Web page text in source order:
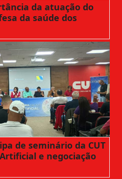
da atuação do
da saúde dos
de seminário da CUT
e negociação